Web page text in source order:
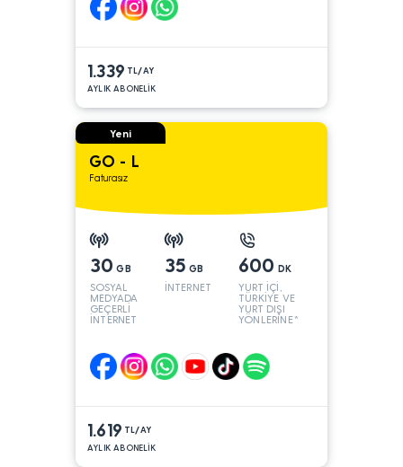
1.339 TL/AY
AYLIK ABONELİK
Yeni
GO - L
Faturasız
30 GB
SOSYAL
MEDYADA
GEÇERLİ
İNTERNET
35 GB
İNTERNET
600 DK
YURT İÇİ,
TÜRKİYE VE
YURT DIŞI
YÖNLERİNE*
1.619 TL/AY
AYLIK ABONELİK